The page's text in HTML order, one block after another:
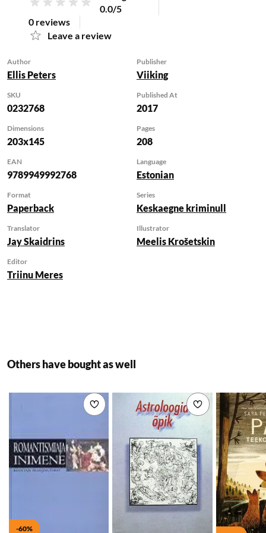
0.0/5
0 reviews
Leave a review
kroonika.
1141. Issanda aasta
detsembris saavad
Ailnothi, kes on
erakordselt karm
oma uuele kogudusele
rongana. Kui Ailnoth
Ailnothi surma soovida
aga paljudel Eesvärava
elanikel. Vend Cadfaeli
ülesandeks jääb nagu
tavaliselt selles
ebapuhaste kirgede,
traagilise võimuvõitluse
ja jumaliku
vahelesegamise
sasipuntras selgus luua
Author
Ellis Peters
Publisher
Viiking
SKU
0232768
Published At
2017
Dimensions
203x145
Pages
208
EAN
9789949992768
Language
Estonian
Format
Paperback
Series
Keskaegne kriminull
Translator
Jay Skaidrins
Illustrator
Meelis Krošetskin
Editor
Triinu Meres
Others have bought as well
-60%
Add to wishlist Add to wishlist